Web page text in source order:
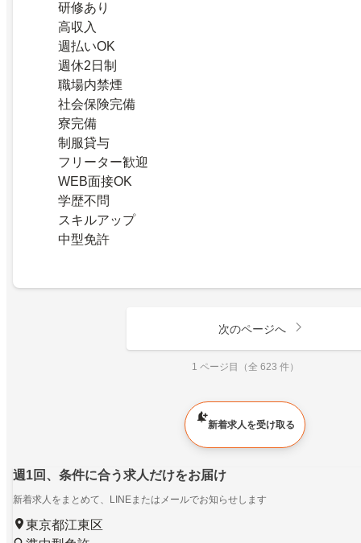
研修あり
高収入
週払いOK
週休2日制
職場内禁煙
社会保険完備
寮完備
制服貸与
フリーター歓迎
WEB面接OK
学歴不問
スキルアップ
中型免許
次のページへ
1 ページ目（全 623 件）
新着求人を受け取る
週1回、条件に合う求人だけをお届け
新着求人をまとめて、LINEまたはメールでお知らせします
東京都江東区